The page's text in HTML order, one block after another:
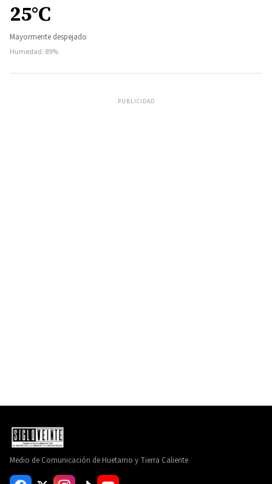
25°C
Mayormente despejado
Humedad: 89%
PUBLICIDAD
Medio de Comunicación de Huetamo y Tierra Caliente